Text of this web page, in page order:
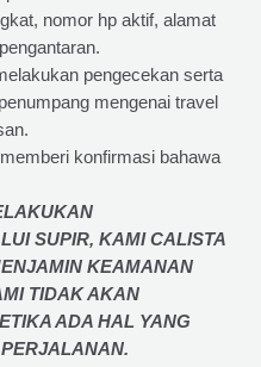
nomor hp aktif, alamat
pengecekan serta
mengenai travel
konfirmasi bahawa
SUPIR, KAMICALISTA
KEAMANAN
TIDAK AKAN
ADA HAL YANG
.